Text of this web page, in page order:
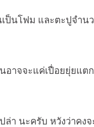
โฟม และตะปูจำน
าจจะแค่เปื่อยยุ่ยแต
ล่า นะครับ หวังว่าคง